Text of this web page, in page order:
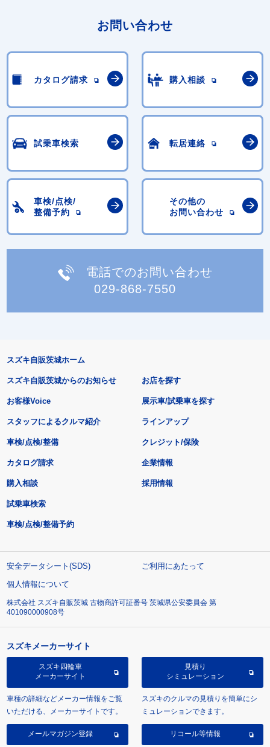
お問い合わせ
カタログ請求 購入相談
試乗車検索 転居連絡
車検/点検/
整備予約
その他の
お問い合わせ
電話でのお問い合わせ
029-868-7550
スズキ自販茨城ホーム
スズキ自販茨城からのお知らせ
お客様Voice
スタッフによるクルマ紹介
お店を探す
展示車/試乗車を探す
ラインアップ
車検/点検/整備 クレジット/保険
カタログ請求
購入相談
試乗車検索
車検/点検/整備予約
企業情報
採用情報
安全データシート(SDS)
ご利用にあたって
個人情報について
株式会社 スズキ自販茨城 古物商許可証番号 茨城県公安委員会 第
401090000908号
スズキメーカーサイト
スズキ四輪車
メーカーサイト
車種の詳細などメーカー情報をご覧
いただける、メーカーサイトです。
見積り
シミュレーション
スズキのクルマの見積りを簡単にシ
ミュレーションできます。
メールマガジン登録 リコール等情報